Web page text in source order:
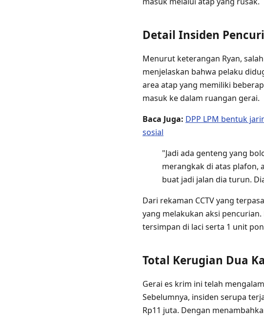
Detail Insiden
Menurut keterangan Ryan,
menjelaskan bahwa pelaku
area atap yang memiliki
masuk ke dalam ruangan gerai.
Baca Juga: DPP LPM bentuk
sosial
"Jadi ada genteng yang
merangkak di atas plafon,
buat jadi jalan dia turun.
Dari rekaman CCTV yang
yang melakukan aksi
tersimpan di laci serta 1 unit
Total Kerugian Dua
Gerai es krim ini telah
Sebelumnya, insiden serupa
Rp11 juta. Dengan